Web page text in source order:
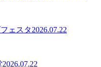
ェスタ2026.07.22
2026.07.22